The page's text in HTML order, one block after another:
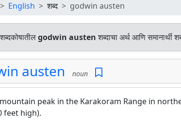
English शब्द godwin austen
godwin austenशब्दाचा अर्थ आणि समानार्थी
austen noun
peak in the Karakoram Range in
feet high).